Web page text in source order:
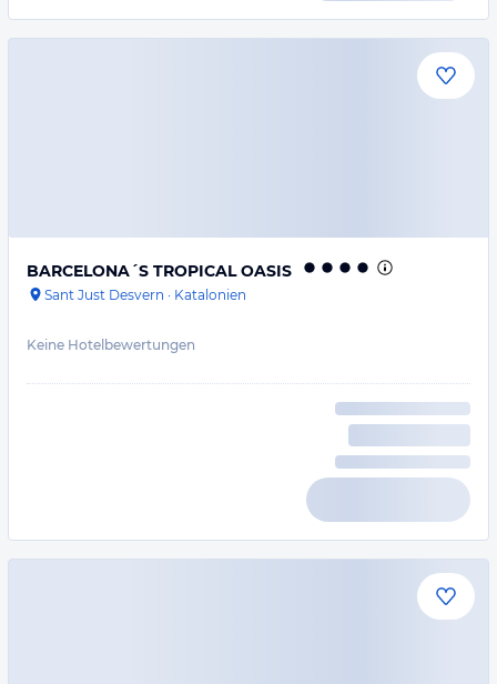
BARCELONA´S TROPICAL OASIS
Sant Just Desvern · Katalonien
Keine Hotelbewertungen